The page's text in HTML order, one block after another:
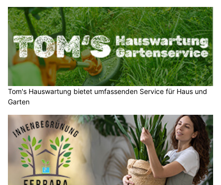
Tom's Hauswartung bietet umfassenden Service für Haus und
Garten